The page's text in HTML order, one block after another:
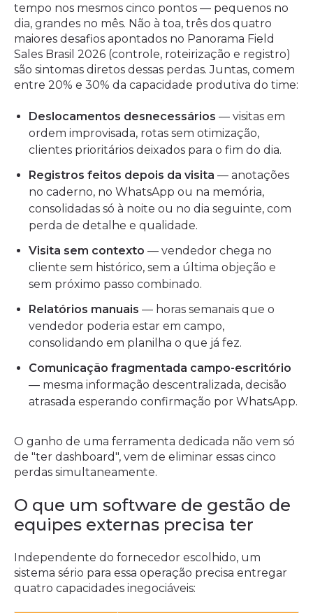
tempo nos mesmos cinco pontos — pequenos no
dia, grandes no mês. Não à toa, três dos quatro
maiores desafios apontados no Panorama Field
Sales Brasil 2026 (controle, roteirização e registro)
são sintomas diretos dessas perdas. Juntas, comem
entre 20% e 30% da capacidade produtiva do time:
Deslocamentos desnecessários — visitas em
ordem improvisada, rotas sem otimização,
clientes prioritários deixados para o fim do dia.
Registros feitos depois da visita — anotações
no caderno, no WhatsApp ou na memória,
consolidadas só à noite ou no dia seguinte, com
perda de detalhe e qualidade.
Visita sem contexto — vendedor chega no
cliente sem histórico, sem a última objeção e
sem próximo passo combinado.
Relatórios manuais — horas semanais que o
vendedor poderia estar em campo,
consolidando em planilha o que já fez.
Comunicação fragmentada campo-escritório
— mesma informação descentralizada, decisão
atrasada esperando confirmação por WhatsApp.
O ganho de uma ferramenta dedicada não vem só
de "ter dashboard", vem de eliminar essas cinco
perdas simultaneamente.
O que um software de gestão de
equipes externas precisa ter
Independente do fornecedor escolhido, um
sistema sério para essa operação precisa entregar
quatro capacidades inegociáveis: